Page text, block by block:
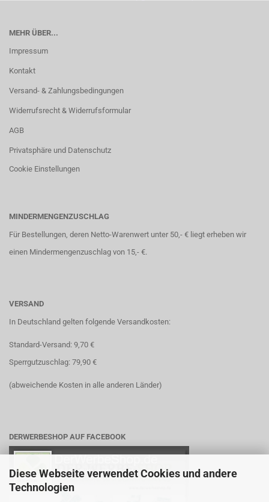
Diese Webseite verwendet Cookies und andere
Technologien
MEHR ÜBER...
Impressum
Kontakt
Versand- & Zahlungsbedingungen
Widerrufsrecht & Widerrufsformular
AGB
Privatsphäre und Datenschutz
Cookie Einstellungen
MINDERMENGENZUSCHLAG
Für Bestellungen, deren Netto-Warenwert unter 50,- € liegt erheben wir
einen Mindermengenzuschlag von 15,- €.
VERSAND
In Deutschland gelten folgende Versandkosten:
Standard-Versand: 9,70 €
Sperrgutzuschlag: 79,90 €
(abweichende Kosten in alle anderen Länder)
DERWERBESHOP AUF FACEBOOK